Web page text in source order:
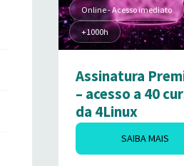
Online - Acesso imediato
+1000h
Assinatura
– acesso a 40
da 4Linux
SAIBA MAIS